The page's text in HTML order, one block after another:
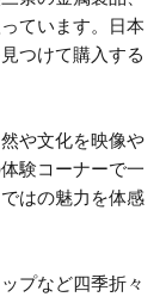
ています。日本
つけて購入する
や文化を映像や
験コーナーで一
はの魅力を体感
プなど四季折々